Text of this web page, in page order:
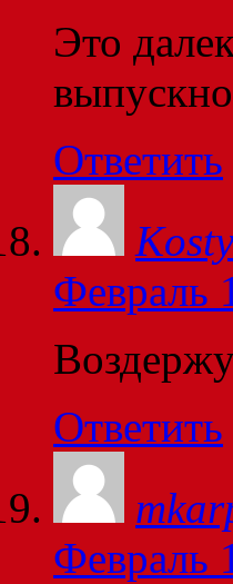
Это
Ответить
Февраль
Ответить
Февраль